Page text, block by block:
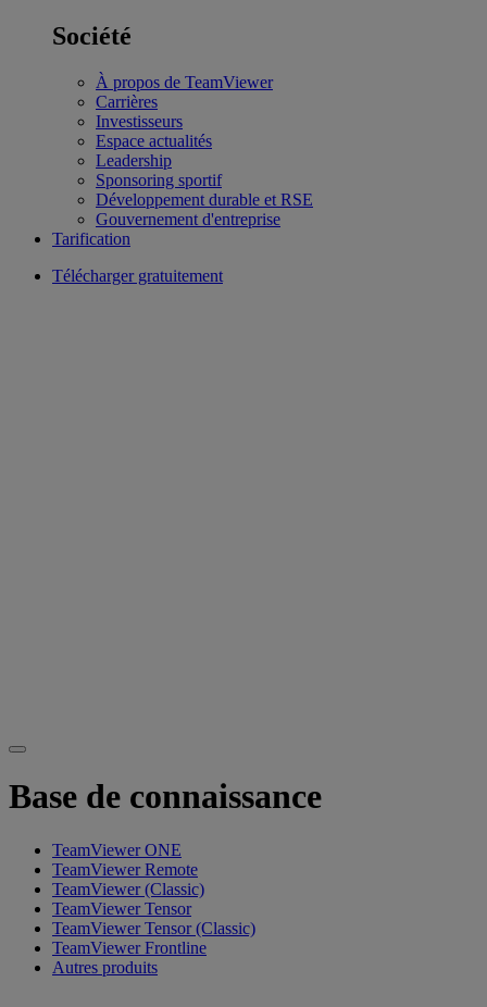
Société
À propos de TeamViewer
Carrières
Investisseurs
Espace actualités
Leadership
Sponsoring sportif
Développement durable et RSE
Gouvernement d'entreprise
Tarification
Télécharger gratuitement
Base de connaissance
TeamViewer ONE
TeamViewer Remote
TeamViewer (Classic)
TeamViewer Tensor
TeamViewer Tensor (Classic)
TeamViewer Frontline
Autres produits